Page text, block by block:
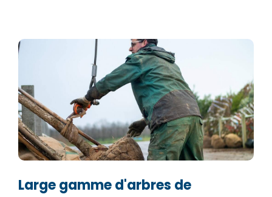
Large gamme d'arbres de